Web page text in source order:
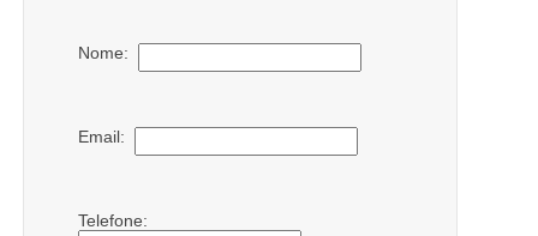
Nome:
Email:
Telefone: